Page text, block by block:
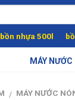
bồn nhựa 500l
MÁY
/ MÁY NƯỚC